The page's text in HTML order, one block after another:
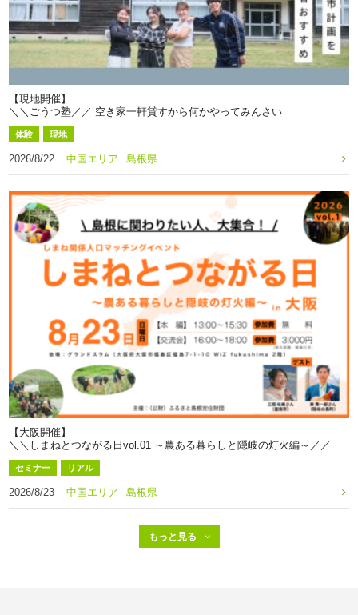
【現地開催】
＼＼ごうつ塾／／ 空き家一軒貸すから何かやってみんさい
体験 現地
2026/8/22 中国エリア 島根県
【大阪開催】
＼＼しまねとつながる日vol.01 ～農ある暮らしと隠岐の灯火編～／／
セミナー リアル
2026/8/23 中国エリア 島根県